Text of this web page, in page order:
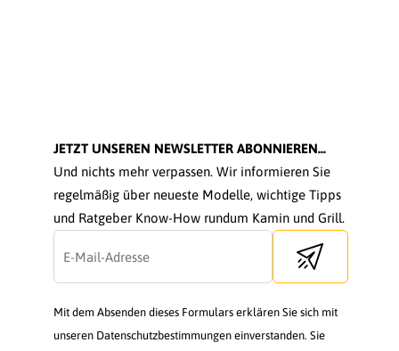
JETZT UNSEREN NEWSLETTER ABONNIEREN...
Und nichts mehr verpassen. Wir informieren Sie
regelmäßig über neueste Modelle, wichtige Tipps
und Ratgeber Know-How rundum Kamin und Grill.
Send newsletter
Mit dem Absenden dieses Formulars erklären Sie sich mit
unseren Datenschutzbestimmungen einverstanden. Sie